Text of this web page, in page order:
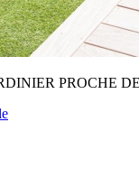
PROCHE